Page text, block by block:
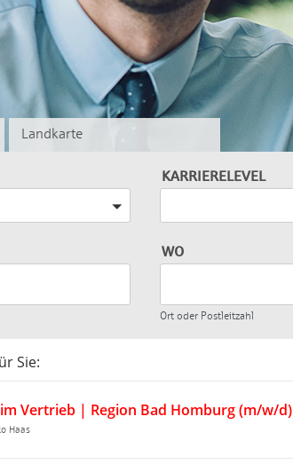
Landkarte
KARRIERELEVEL
WO
Ort oder Postleitzahl
Sie:
Vertrieb | Region Bad Homburg (m/w/d)
Haas